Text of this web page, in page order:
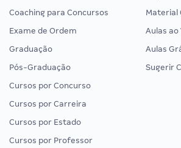
Coaching para Concursos
Exame de Ordem
Graduação
Pós-Graduação
Cursos por Concurso
Cursos por Carreira
Cursos por Estado
Cursos por Professor
Material
Aulas ao
Aulas
Sugerir